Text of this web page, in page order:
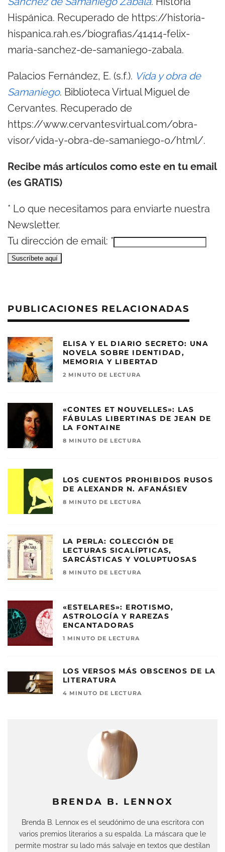
Hispánica. Recuperado de https://historia-
hispanica.rah.es/biografias/41414-felix-
maria-sanchez-de-samaniego-zabala.
Palacios Fernández, E. (s.f.). Vida y obra de
Samaniego. Biblioteca Virtual Miguel de
Cervantes. Recuperado de
https://www.cervantesvirtual.com/obra-
visor/vida-y-obra-de-samaniego-0/html/.
Recibe más artículos como este en tu email
(es GRATIS)
* Lo que necesitamos para enviarte nuestra
Newsletter.
Tu dirección de email: *
BRENDA B. LENNOX
Brenda B. Lennox es el seudónimo de una escritora con
varios premios literarios a su espalda. La máscara que le
permite mostrar su lado más salvaje en textos que destilan
PUBLICACIONES RELACIONADAS
ELISA Y EL DIARIO SECRETO: UNA
NOVELA SOBRE IDENTIDAD,
MEMORIA Y LIBERTAD
2 MINUTO DE LECTURA
«CONTES ET NOUVELLES»: LAS
FÁBULAS LIBERTINAS DE JEAN DE
LA FONTAINE
8 MINUTO DE LECTURA
LOS CUENTOS PROHIBIDOS RUSOS
DE ALEXANDR N. AFANÁSIEV
8 MINUTO DE LECTURA
LA PERLA: COLECCIÓN DE
LECTURAS SICALÍPTICAS,
SARCÁSTICAS Y VOLUPTUOSAS
8 MINUTO DE LECTURA
«ESTELARES»: EROTISMO,
ASTROLOGÍA Y RAREZAS
ENCANTADORAS
1 MINUTO DE LECTURA
LOS VERSOS MÁS OBSCENOS DE LA
LITERATURA
4 MINUTO DE LECTURA